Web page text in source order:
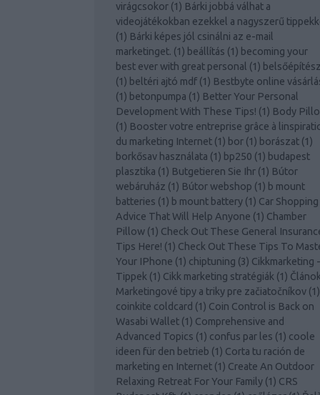
virágcsokor (1) Bárki jobbá válhat a
videojátékokban ezekkel a nagyszerű
(1) Bárki képes jól csinálni az e-mail
marketinget. (1) beállítás (1) becoming your
best ever with great personal (1) belsőépítész
(1) beltéri ajtó mdf (1) Bestbyte online
(1) betonpumpa (1) Better Your Personal
Development With These Tips! (1) Body
(1) Booster votre entreprise grâce à
du marketing Internet (1) bor (1) borászat (1)
borkősav használata (1) bp250 (1) budapest
plasztika (1) Butgetieren Sie Ihr (1) Bútor
webáruház (1) Bútor webshop (1) b mount
batteries (1) b mount battery (1) Car Shopping
Advice That Will Help Anyone (1) Chamber
Pillow (1) Check Out These General
Tips Here! (1) Check Out These Tips To
Your IPhone (1) chiptuning (3) Cikkmarketing -
Tippek (1) Cikk marketing stratégiák (1)
Marketingové tipy a triky pre začiatočníkov (1)
coinkite coldcard (1) Coin Control is Back on
Wasabi Wallet (1) Comprehensive and
Advanced Topics (1) confus par les (1) coole
ideen für den betrieb (1) Corta tu ración de
marketing en Internet (1) Create An Outdoor
Relaxing Retreat For Your Family (1) CRS